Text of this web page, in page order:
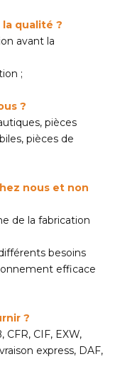
qualité ?
avant la
;
?
pièces
pièces de
nous et non
de la fabrication
besoins
efficace
?
CIF, EXW,
express, DAF,